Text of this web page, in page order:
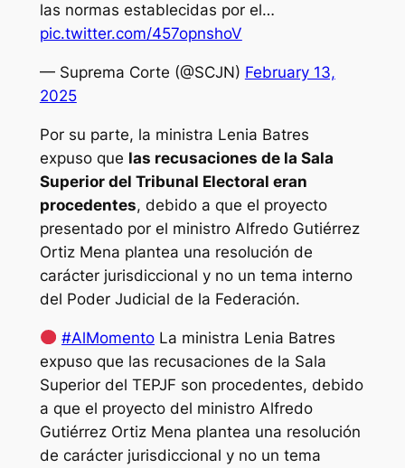
las normas establecidas por el…
pic.twitter.com/457opnshoV
— Suprema Corte (@SCJN) February 13,
2025
Por su parte, la ministra Lenia Batres
expuso que las recusaciones de la Sala
Superior del Tribunal Electoral eran
procedentes, debido a que el proyecto
presentado por el ministro Alfredo Gutiérrez
Ortiz Mena plantea una resolución de
carácter jurisdiccional y no un tema interno
del Poder Judicial de la Federación.
#AlMomentoLa ministra Lenia Batres
expuso que las recusaciones de la Sala
Superior del TEPJF son procedentes, debido
a que el proyecto del ministro Alfredo
Gutiérrez Ortiz Mena plantea una resolución
de carácter jurisdiccional y no un tema